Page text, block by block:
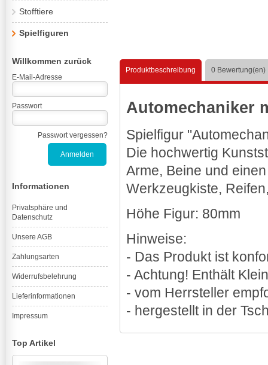
Stofftiere
Spielfiguren
Willkommen zurück
E-Mail-Adresse
Passwort
Passwort vergessen?
Informationen
Privatsphäre und
Datenschutz
Unsere AGB
Zahlungsarten
Widerrufsbelehrung
Lieferinformationen
Impressum
Top Artikel
Produktbeschreibung 0 Bewertung(en)
Automechaniker
Spielfigur
Die hochwertig
Arme, Beine und
Werkzeugkiste,
Höhe Figur: 80mm
Hinweise:
- Das Produkt ist
- Achtung! Enthält
- vom Herrsteller
- hergestellt in der